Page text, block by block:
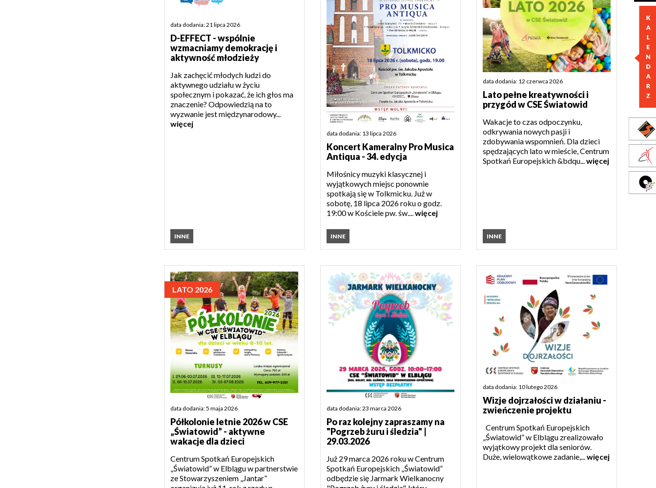
data dodania: 21 lipca 2026
D-EFFECT - wspólnie
wzmacniamy demokrację i
aktywność młodzieży
Jak zachęcić młodych ludzi do
aktywnego udziału w życiu
społecznym i pokazać, że ich głos ma
znaczenie? Odpowiedzią na to
wyzwanie jest międzynarodowy...
więcej
INNE
data dodania: 13 lipca 2026
Koncert Kameralny Pro Musica
Antiqua - 34. edycja
Miłośnicy muzyki klasycznej i
wyjątkowych miejsc ponownie
spotkają się w Tolkmicku. Już w
sobotę, 18 lipca 2026 roku o godz.
19:00 w Kościele pw. św.... więcej
INNE
data dodania: 12 czerwca 2026
Lato pełne kreatywności i
przygód w CSE Światowid
Wakacje to czas odpoczynku,
odkrywania nowych pasji i
zdobywania wspomnień. Dla dzieci
spędzających lato w mieście, Centrum
Spotkań Europejskich &bdqu...więcej
INNE
LATO 2026
data dodania: 5 maja 2026
Półkolonie letnie 2026 w CSE
„Światowid” - aktywne
wakacje dla dzieci
Centrum Spotkań Europejskich
„Światowid” w Elblągu w partnerstwie
ze Stowarzyszeniem „Jantar”
data dodania: 23 marca 2026
Po raz kolejny zapraszamy na
"Pogrzeb żuru i śledzia" |
29.03.2026
Już 29 marca 2026 roku w Centrum
Spotkań Europejskich „Światowid”
odbędzie się Jarmark Wielkanocny
data dodania: 10 lutego 2026
Wizje dojrzałości w działaniu -
zwieńczenie projektu
Centrum Spotkań Europejskich
„Światowid” w Elblągu zrealizowało
wyjątkowy projekt dla seniorów.
Duże, wielowątkowe zadanie,...więcej